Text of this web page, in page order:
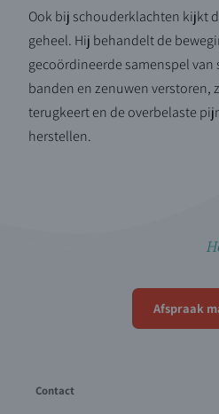
Ook bij schouderklachten kijkt
geheel. Hij behandelt de
gecoördineerde samenspel
banden en zenuwen verstoren,
terugkeert en de overbelaste
herstellen.
Afspraak
Contact